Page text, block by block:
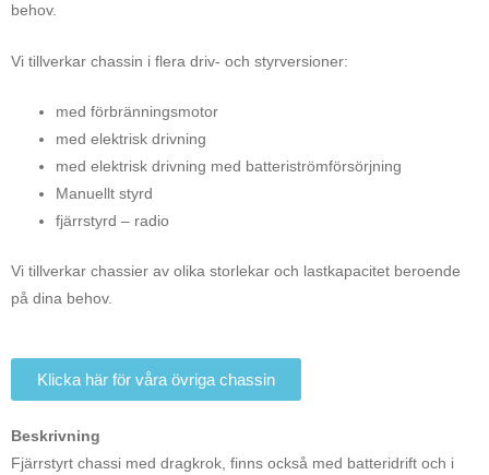
behov.
Vi tillverkar chassin i flera driv- och styrversioner:
med förbränningsmotor
med elektrisk drivning
med elektrisk drivning med batteriströmförsörjning
Manuellt styrd
fjärrstyrd – radio
Vi tillverkar chassier av olika storlekar och lastkapacitet beroende
på dina behov.
Klicka här för våra övriga chassin
Beskrivning
Fjärrstyrt chassi med dragkrok, finns också med batteridrift och i